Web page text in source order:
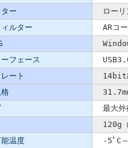
ー
ローリ
ルター
ARコ
フェース
ート
14bit
最大外
120g（
温度
-5ﾟC